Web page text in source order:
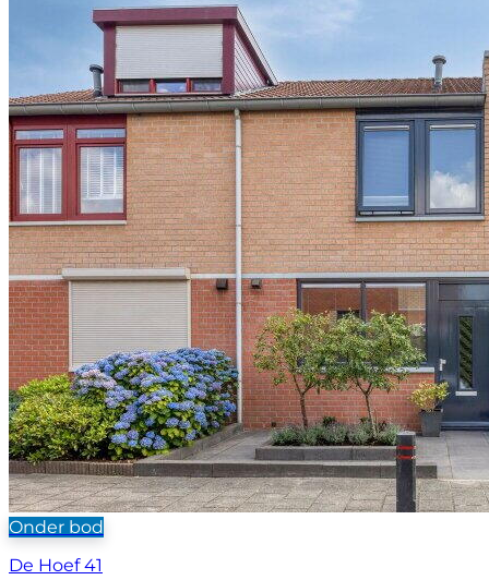
Onder bod
De Hoef 41